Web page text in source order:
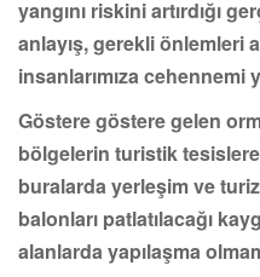
yangını riskini artırdığı
anlayış, gerekli önlemleri
insanlarımıza cehennemi
Göstere göstere gelen
bölgelerin turistik
buralarda yerleşim ve
balonları patlatılacağı
alanlarda yapılaşma